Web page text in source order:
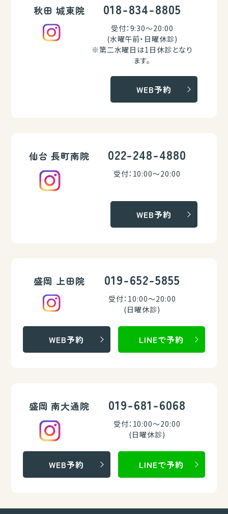
秋田 城東院 018-834-8805
受付：9:30～20:00
(水曜午前・日曜休診)
※第二水曜日は1日休診となり
ます。
WEB予約
仙台 長町南院 022-248-4880
受付：10:00～20:00
WEB予約
盛岡 上田院 019-652-5855
受付：10:00～20:00
(日曜休診)
WEB予約 LINEで予約
盛岡 南大通院 019-681-6068
受付：10:00～20:00
(日曜休診)
WEB予約 LINEで予約